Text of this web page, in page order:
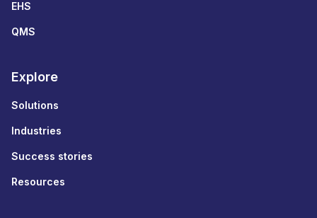
EHS
QMS
Explore
Solutions
Industries
Success stories
Resources